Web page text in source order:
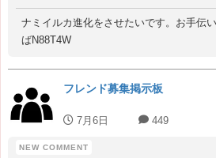
ナミイルカ進化をさせたいです。お手伝
ばN88T4W
フレンド募集掲示板
7月6日 449